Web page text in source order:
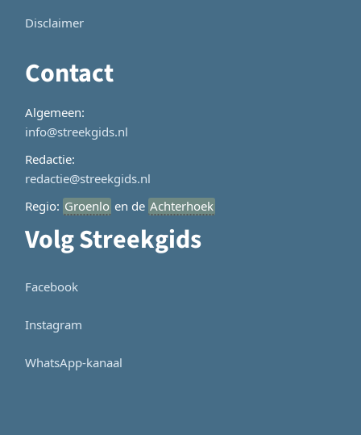
Disclaimer
Contact
Algemeen:
info@streekgids.nl
Redactie:
redactie@streekgids.nl
Regio: Groenlo en de Achterhoek
Volg Streekgids
Facebook
Instagram
WhatsApp-kanaal